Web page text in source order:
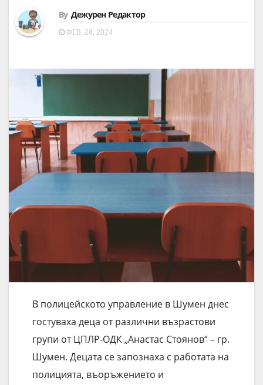
By Дежурен Редактор
ФЕВ. 28, 2024
В полицейското управление в Шумен днес
гостуваха деца от различни възрастови
групи от ЦПЛР-ОДК „Анастас Стоянов“ – гр.
Шумен. Децата се запознаха с работата на
полицията, въоръжението и